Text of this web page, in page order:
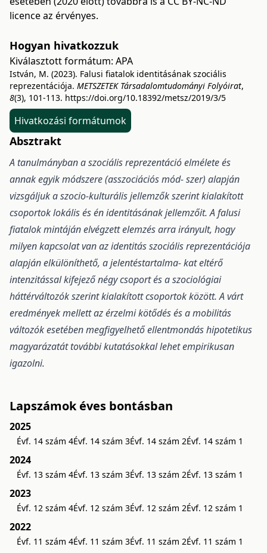
licence az érvényes.
Hogyan hivatkozzuk
Kiválasztott formátum: APA
István, M. (2023). Falusi fiatalok identitásának szociális
reprezentációja. METSZETEK Társadalomtudományi Folyóirat,
8(3), 101-113. https://doi.org/10.18392/metsz/2019/3/5
Hivatkozási formátumok
Absztrakt
A tanulmányban a szociális reprezentáció elmélete és
annak egyik módszere (asszociációs mód- szer) alapján
vizsgáljuk a szocio-kulturális jellemzők szerint kialakított
csoportok lokális és én identitásának jellemzőit. A falusi
fiatalok mintáján elvégzett elemzés arra irányult, hogy
milyen kapcsolat van az identitás szociális reprezentációja
alapján elkülöníthető, a jelentéstartalma- kat eltérő
intenzitással kifejező négy csoport és a szociológiai
háttérváltozók szerint kialakított csoportok között. A várt
eredmények mellett az érzelmi kötődés és a mobilitás
változók esetében megfigyelhető ellentmondás hipotetikus
magyarázatát további kutatásokkal lehet empirikusan
igazolni.
Lapszámok éves bontásban
2025
Évf. 14 szám 4Évf. 14 szám 3Évf. 14 szám 2Évf. 14 szám 1
2024
Évf. 13 szám 4Évf. 13 szám 3Évf. 13 szám 2Évf. 13 szám 1
2023
Évf. 12 szám 4Évf. 12 szám 3Évf. 12 szám 2Évf. 12 szám 1
2022
Évf. 11 szám 4Évf. 11 szám 3Évf. 11 szám 2Évf. 11 szám 1